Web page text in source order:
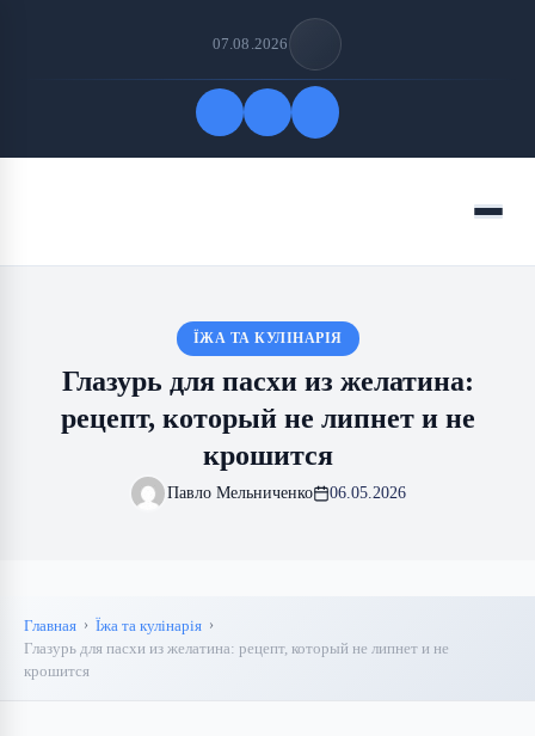
07.08.2026
Меню
ЇЖА ТА КУЛІНАРІЯ
Глазурь для пасхи из желатина:
рецепт, который не липнет и не
крошится
Павло Мельниченко 06.05.2026
Главная
Їжа та кулінарія
Глазурь для пасхи из желатина: рецепт, который не липнет и не
крошится